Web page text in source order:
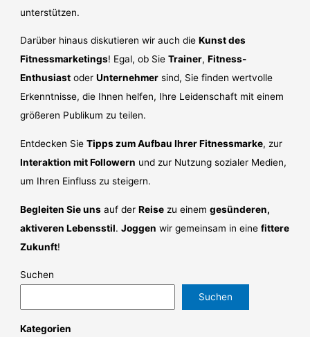
unterstützen.
Darüber hinaus diskutieren wir auch dieKunst des
Fitnessmarketings! Egal, ob SieTrainer,Fitness-
Enthusiast oderUnternehmer sind, Sie finden wertvolle
Erkenntnisse, die Ihnen helfen, Ihre Leidenschaft mit einem
größeren Publikum zu teilen.
Entdecken SieTipps zum Aufbau Ihrer Fitnessmarke, zur
Interaktion mit Followern und zur Nutzung sozialer Medien,
um Ihren Einfluss zu steigern.
Begleiten Sie uns auf derReise zu einemgesünderen,
aktiveren Lebensstil.Joggen wir gemeinsam in einefittere
Zukunft!
Suchen
Suchen
Kategorien